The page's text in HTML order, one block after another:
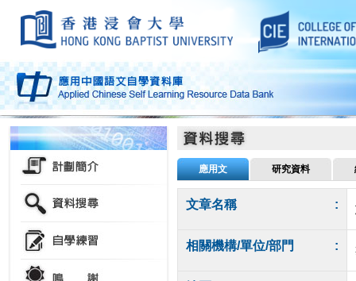
應用文 研究資料
文章名稱 :
相關機構/單位/部門 :